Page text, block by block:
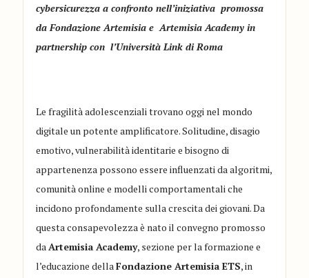
cybersicurezza a confronto nell’iniziativa promossa
da Fondazione Artemisia e Artemisia Academy in
partnership con l’Università Link di Roma
Le fragilità adolescenziali trovano oggi nel mondo
digitale un potente amplificatore. Solitudine, disagio
emotivo, vulnerabilità identitarie e bisogno di
appartenenza possono essere influenzati da algoritmi,
comunità online e modelli comportamentali che
incidono profondamente sulla crescita dei giovani. Da
questa consapevolezza è nato il convegno promosso
daArtemisia Academy, sezione per la formazione e
l’educazione dellaFondazione Artemisia ETS, in